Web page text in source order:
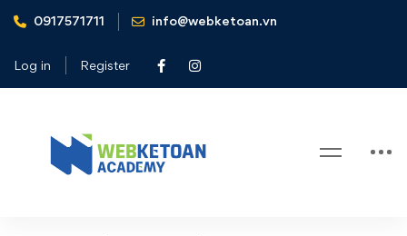
0917571711 info@webketoan.vn
Log in Register
Home
Nghiệp vụ Kế toán & Thuế
vẫn được khấu trừ hay hoàn thuế